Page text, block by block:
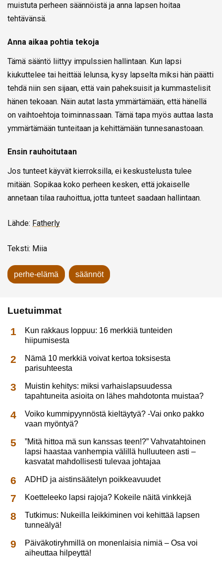
muistuta perheen säännöistä ja anna lapsen hoitaa
tehtävänsä.
Anna aikaa pohtia tekoja
Tämä sääntö liittyy impulssien hallintaan. Kun lapsi
kiukuttelee tai heittää lelunsa, kysy lapselta miksi hän päätti
tehdä niin sen sijaan, että vain paheksuisit ja kummastelisit
hänen tekoaan. Näin autat lasta ymmärtämään, että hänellä
on vaihtoehtoja toiminnassaan. Tämä tapa myös auttaa lasta
ymmärtämään tunteitaan ja kehittämään tunnesanastoaan.
Ensin rauhoitutaan
Jos tunteet käyvät kierroksilla, ei keskustelusta tulee
mitään. Sopikaa koko perheen kesken, että jokaiselle
annetaan tilaa rauhoittua, jotta tunteet saadaan hallintaan.
Lähde: Fatherly
Teksti: Miia
perhe-elämä säännöt
Luetuimmat
Kun rakkaus loppuu: 16 merkkiä tunteiden
hiipumisesta
Nämä 10 merkkiä voivat kertoa toksisesta
parisuhteesta
Muistin kehitys: miksi varhaislapsuudessa
tapahtuneita asioita on lähes mahdotonta muistaa?
Voiko kummipyynnöstä kieltäytyä? -Vai onko pakko
vaan myöntyä?
”Mitä hittoa mä sun kanssas teen!?” Vahvatahtoinen
lapsi haastaa vanhempia välillä hulluuteen asti –
kasvatat mahdollisesti tulevaa johtajaa
ADHD ja aistinsäätelyn poikkeavuudet
Koetteleeko lapsi rajoja? Kokeile näitä vinkkejä
Tutkimus: Nukeilla leikkiminen voi kehittää lapsen
tunneälyä!
Päiväkotiryhmillä on monenlaisia nimiä – Osa voi
aiheuttaa hilpeyttä!